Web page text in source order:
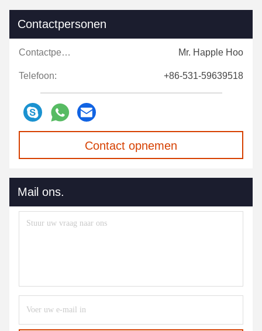
Contactpersonen
Contactpersonen: Mr. Happle Hoo
Telefoon: +86-531-59639518
Contact opnemen
Mail ons.